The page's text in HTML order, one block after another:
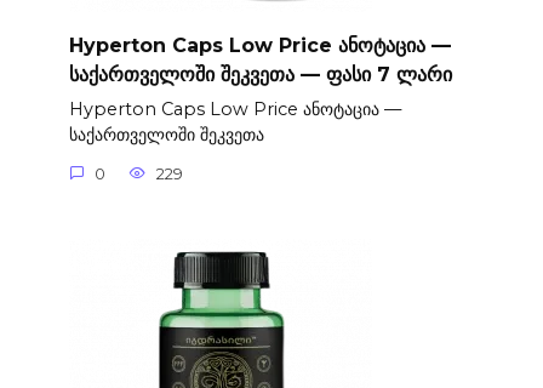
Hyperton Caps Low Price ანოტაცია —
საქართველოში შეკვეთა — ფასი 7 ლარი
Hyperton Caps Low Price ანოტაცია —
საქართველოში შეკვეთა
0 229